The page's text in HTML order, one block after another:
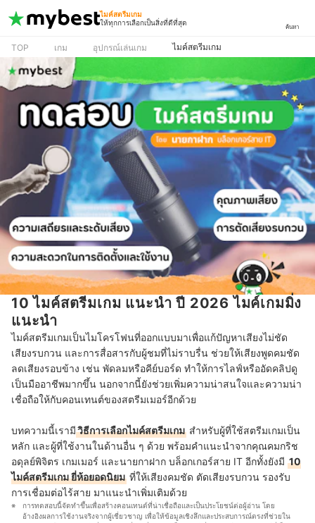
ไมค์สตรีมเกม
ให้ทุกการเลือกเป็นสิ่งที่ดีที่สุด
ค้นหา
TOP เกม อุปกรณ์เล่นเกม ไมค์สตรีมเกม
10 ไมค์สตรีมเกม แนะนำ ปี 2026 ไมค์เกมมิ่ง
แนะนำ
ไมค์สตรีมเกมเป็นไมโครโฟนที่ออกแบบมาเพื่อแก้ปัญหาเสียงไม่ชัด
เสียงรบกวน และการสื่อสารกับผู้ชมที่ไม่ราบรื่น ช่วยให้เสียงพูดคมชัด
ลดเสียงรอบข้าง เช่น พัดลมหรือคีย์บอร์ด ทำให้การไลฟ์หรืออัดคลิปดู
เป็นมืออาชีพมากขึ้น นอกจากนี้ยังช่วยเพิ่มความน่าสนใจและความน่า
เชื่อถือให้กับคอนเทนต์ของสตรีมเมอร์อีกด้วย
บทความนี้เรามีวิธีการเลือกไมค์สตรีมเกม สำหรับผู้ที่ใช้สตรีมเกมเป็น
หลัก และผู้ที่ใช้งานในด้านอื่น ๆ ด้วย พร้อมคำแนะนำจากคุณคมกริช
อดุลย์พิจิตร เกมเมอร์ และนายกาฝาก บล็อกเกอร์สาย IT อีกทั้งยังมี 10
ไมค์สตรีมเกม ยี่ห้อยอดนิยม ที่ให้เสียงคมชัด ตัดเสียงรบกวน รองรับ
การเชื่อมต่อไร้สาย มาแนะนำเพิ่มเติมด้วย
การทดสอบนี้จัดทำขึ้นเพื่อสร้างคอนเทนต์ที่น่าเชื่อถือและเป็นประโยชน์ต่อผู้อ่าน โดย
อ้างอิงผลการใช้งานจริงจากผู้เชี่ยวชาญ เพื่อให้ข้อมูลเชิงลึกและประสบการณ์ตรงที่ช่วยใน